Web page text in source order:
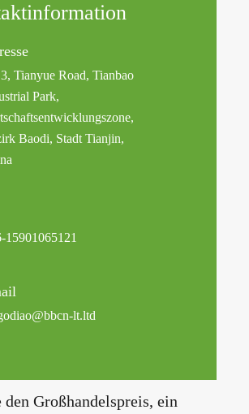
Tianyue Road, Tianbao
Park,
Baodi, Stadt Tianjin,
15901065121
lt.ltd
Großhandelspreis, ein